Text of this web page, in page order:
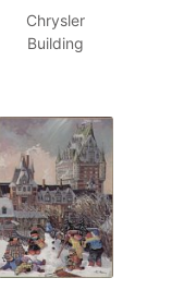
Chrysler
Building